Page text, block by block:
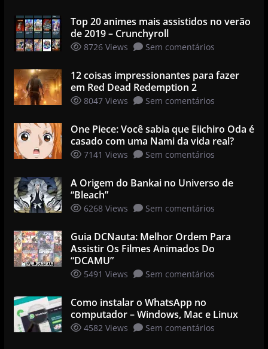
Top 20 animes mais assistidos no verão
de 2019 – Crunchyroll
8726 Views Sem comentários
12 coisas impressionantes para fazer
em Red Dead Redemption 2
8047 Views Sem comentários
One Piece: Você sabia que Eiichiro Oda é
casado com uma Nami da vida real?
7141 Views Sem comentários
A Origem do Bankai no Universo de
“Bleach”
6268 Views Sem comentários
Guia DCNauta: Melhor Ordem Para
Assistir Os Filmes Animados Do
“DCAMU”
5491 Views Sem comentários
Como instalar o WhatsApp no
computador – Windows, Mac e Linux
4582 Views Sem comentários